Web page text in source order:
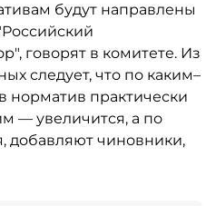
будут направлены
говорят в комитете. Из
следует, что по каким–
норматив практически
— увеличится, а по
добавляют чиновники,